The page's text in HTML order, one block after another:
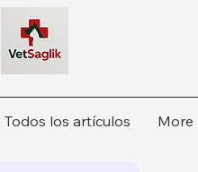
Todos los artículos More